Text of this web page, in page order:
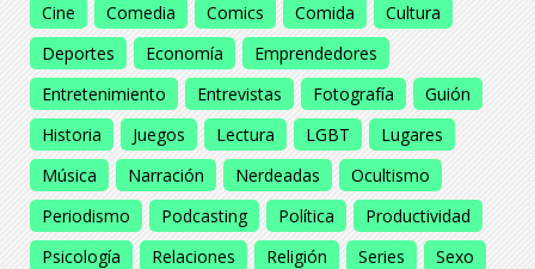
Cine
Comedia Comics Comida
Cultura
Deportes
Economía
Emprendedores
Entretenimiento
Entrevistas Fotografía
Guión
Historia
Juegos Lectura LGBT
Lugares
Música
Narración Nerdeadas
Ocultismo
Periodismo
Podcasting Política
Productividad
Psicología
Relaciones Religión Series
Sexo